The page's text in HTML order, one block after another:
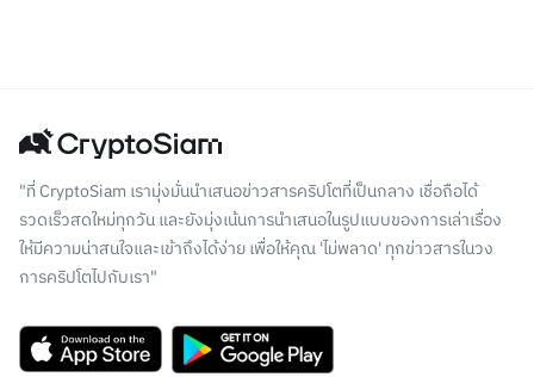
"ที่ CryptoSiam เรามุ่งมั่นนำเสนอข่าวสารคริปโตที่เป็นกลาง เชื่อถือได้
รวดเร็วสดใหม่ทุกวัน และยังมุ่งเน้นการนำเสนอในรูปแบบของการเล่าเรื่อง
ให้มีความน่าสนใจและเข้าถึงได้ง่าย เพื่อให้คุณ 'ไม่พลาด' ทุกข่าวสารในวง
การคริปโตไปกับเรา"